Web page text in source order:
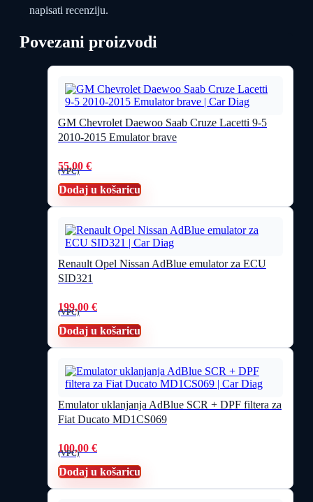
napisati recenziju.
Povezani proizvodi
GM Chevrolet Daewoo Saab Cruze Lacetti 9-5
2010-2015 Emulator brave
55,00 €
(VPC)
Dodaj u košaricu
Renault Opel Nissan AdBlue emulator za ECU
SID321
199,00 €
(VPC)
Dodaj u košaricu
Emulator uklanjanja AdBlue SCR + DPF filtera za
Fiat Ducato MD1CS069
100,00 €
(VPC)
Dodaj u košaricu